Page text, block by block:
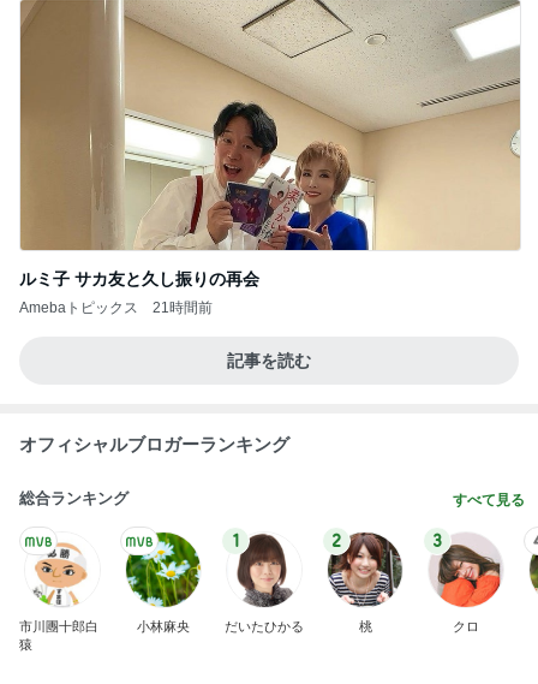
ルミ子 サカ友と久し振りの再会
Amebaトピックス 21時間前
記事を読む
オフィシャルブロガーランキング
総合ランキング すべて見る
市川團十郎白
猿
小林麻央
1
だいたひかる
2
桃
3
クロ